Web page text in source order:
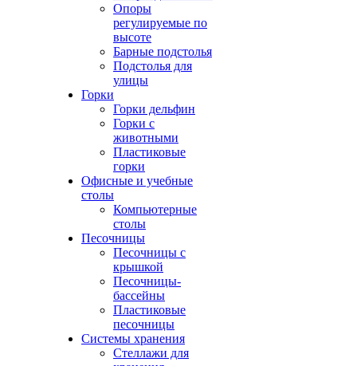
Опоры
регулируемые по
высоте
Барные подстолья
Подстолья для
улицы
Горки
Горки дельфин
Горки с
животными
Пластиковые
горки
Офисные и учебные
столы
Компьютерные
столы
Песочницы
Песочницы с
крышкой
Песочницы-
бассейны
Пластиковые
песочницы
Системы хранения
Стеллажи для